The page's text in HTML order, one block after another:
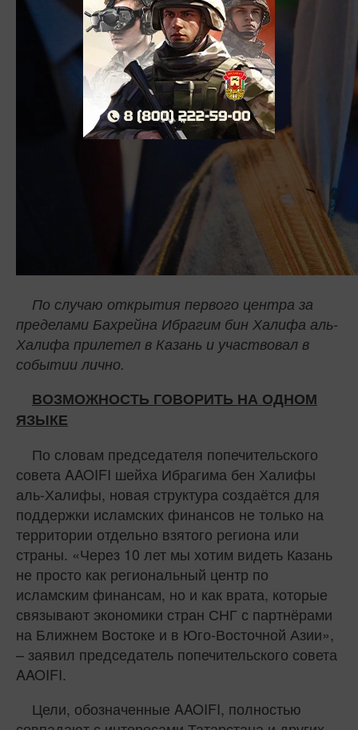
По случаю открытия первого центра за
пределами Бахрейна Ибрагим бин Халифа аль-
Халифа прилетел в Казань и участвовал в
событии лично.
ВОЗМОЖНОСТЬ ГОВОРИТЬ НА ОДНОМ
ЯЗЫКЕ
По словам председателя попечительского
совета AAOIFI шейха Ибрагима бен Халифы
аль-Халифы, новая структура создаётся для
поддержки исламских финансов не только на
территории отдельно взятого региона или
страны. «Через 10 лет мы хотим видеть Казань
не просто как региональный центр по
исламским финансам, но и как врата, которые
связывают экономики стран СНГ с партнёрами
на Ближнем Востоке и в Юго-Восточной Азии»,
– заявил председатель попечительского совета
AAOIFI.
Цели, обозначенные AAOIFI, полностью